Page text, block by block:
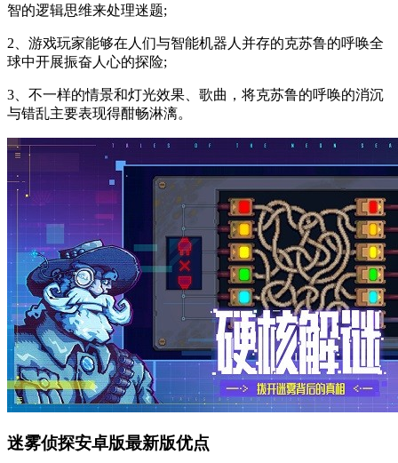
智的逻辑思维来处理迷题;
2、游戏玩家能够在人们与智能机器人并存的克苏鲁的呼唤全
球中开展振奋人心的探险;
3、不一样的情景和灯光效果、歌曲，将克苏鲁的呼唤的消沉
与错乱主要表现得酣畅淋漓。
迷雾侦探安卓版最新版优点